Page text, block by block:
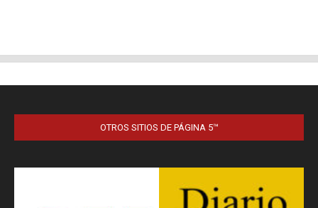
OTROS SITIOS DE PÁGINA 5™